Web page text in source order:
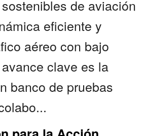
de aviación
eficiente y
aéreo con bajo
clave es la
banco de pruebas